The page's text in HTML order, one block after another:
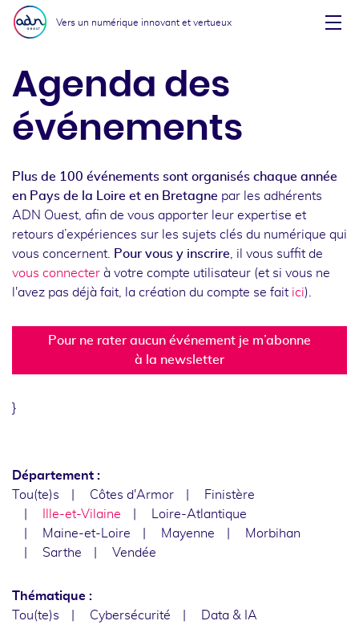
Aller au menu
Aller au contenu
Vers un numérique innovant et vertueux
Agenda des
événements
Plus de 100 événements sont organisés chaque année
en Pays de la Loire et en Bretagne par les adhérents
ADN Ouest, afin de vous apporter leur expertise et
retours d’expériences sur les sujets clés du numérique qui
vous concernent.
Pour vous y inscrire , il vous suffit de
vous connecter à votre compte utilisateur (et si vous ne
l'avez pas déjà fait, la création du compte se fait ici).
Pour ne rater aucun événement je m’abonne
à la newsletter
}
Département :
Tou(te)s
Côtes d'Armor
Finistère
Ille-et-Vilaine
Loire-Atlantique
Maine-et-Loire
Mayenne
Morbihan
Sarthe
Vendée
Thématique :
Tou(te)s
Cybersécurité
Data & IA